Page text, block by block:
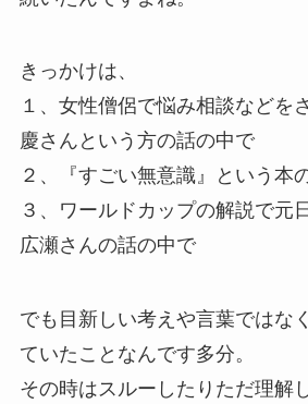
きっかけは、
１、女性僧侶で悩み相談などを
慶さんという方の話の中で
２、『すごい無意識』という本
３、ワールドカップの解説で元
広瀬さんの話の中で
でも目新しい考えや言葉ではな
ていたことなんです多分。
その時はスルーしたりただ理解